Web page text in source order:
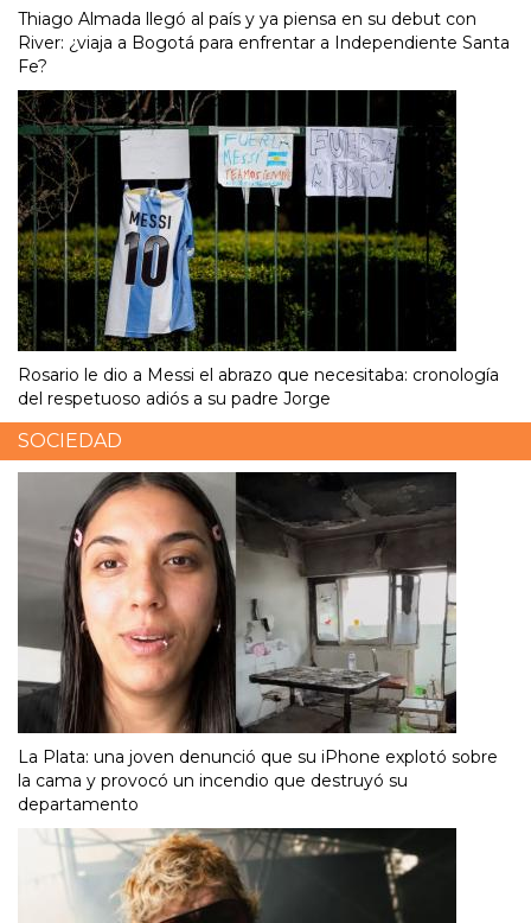
Thiago Almada llegó al país y ya piensa en su debut con
River: ¿viaja a Bogotá para enfrentar a Independiente Santa
Fe?
Rosario le dio a Messi el abrazo que necesitaba: cronología
del respetuoso adiós a su padre Jorge
SOCIEDAD
La Plata: una joven denunció que su iPhone explotó sobre
la cama y provocó un incendio que destruyó su
departamento